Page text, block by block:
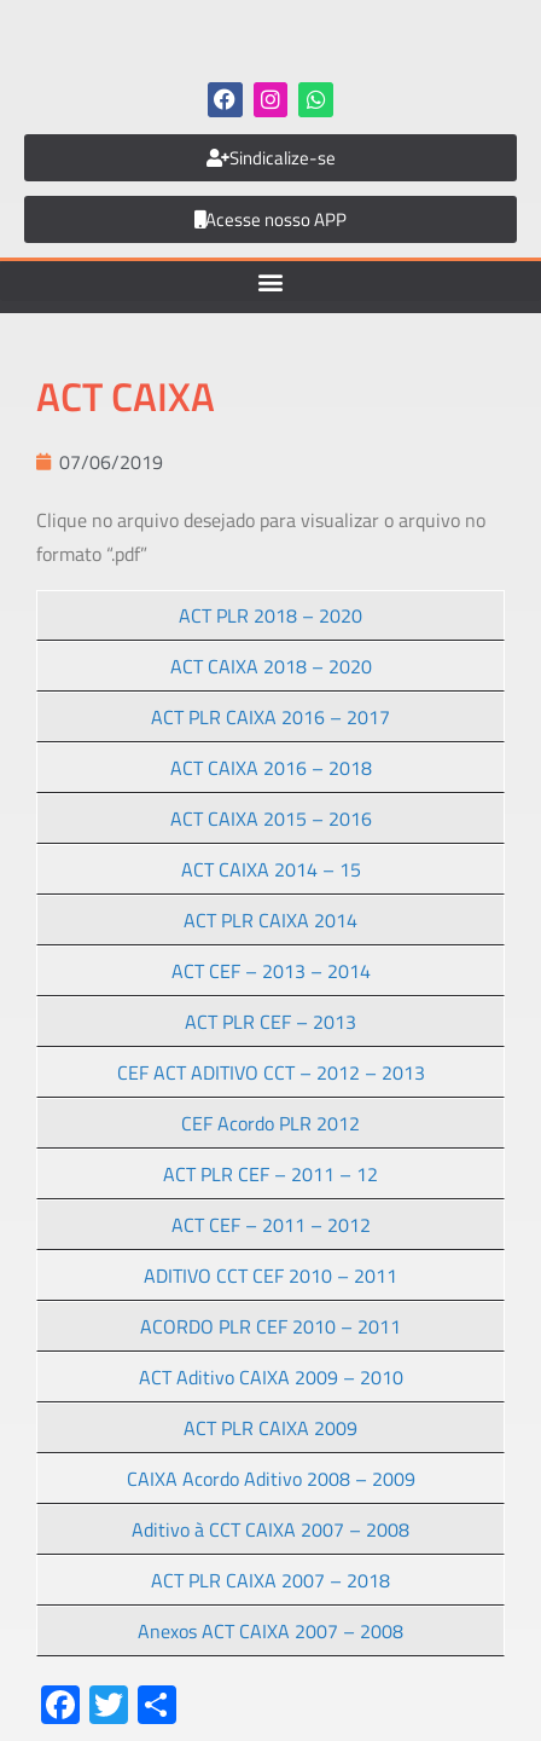
Sindicalize-se
Acesse nosso APP
ACT CAIXA
07/06/2019
Clique no arquivo desejado para visualizar o arquivo no
formato “.pdf”
ACT PLR 2018 – 2020
ACT CAIXA 2018 – 2020
ACT PLR CAIXA 2016 – 2017
ACT CAIXA 2016 – 2018
ACT CAIXA 2015 – 2016
ACT CAIXA 2014 – 15
ACT PLR CAIXA 2014
ACT CEF – 2013 – 2014
ACT PLR CEF – 2013
CEF ACT ADITIVO CCT – 2012 – 2013
CEF Acordo PLR 2012
ACT PLR CEF – 2011 – 12
ACT CEF – 2011 – 2012
ADITIVO CCT CEF 2010 – 2011
ACORDO PLR CEF 2010 – 2011
ACT Aditivo CAIXA 2009 – 2010
ACT PLR CAIXA 2009
CAIXA Acordo Aditivo 2008 – 2009
Aditivo à CCT CAIXA 2007 – 2008
ACT PLR CAIXA 2007 – 2018
Anexos ACT CAIXA 2007 – 2008
Fa T